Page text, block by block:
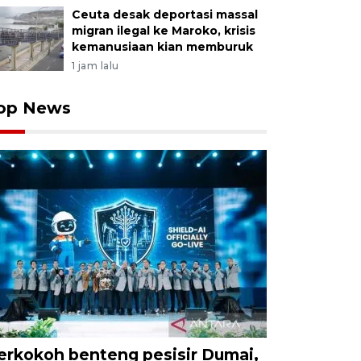
Ceuta desak deportasi massal
migran ilegal ke Maroko, krisis
kemanusiaan kian memburuk
1 jam lalu
News
benteng pesisir Dumai,